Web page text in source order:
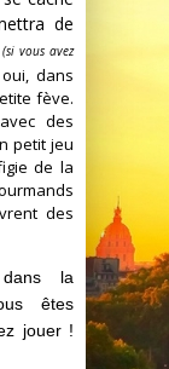
de
(si vous avez
dans
fève.
des
petit jeu
de la
des
dans la
êtes
jouer !